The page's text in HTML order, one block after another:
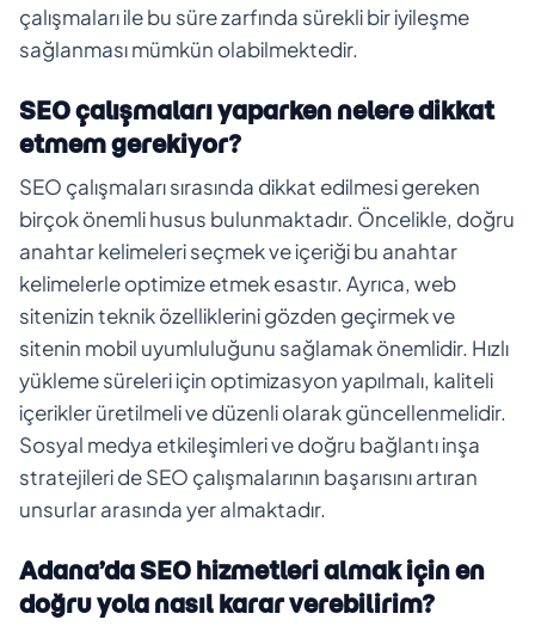
çalışmaları ile bu süre zarfında sürekli bir iyileşme
sağlanması mümkün olabilmektedir.
SEO çalışmaları yaparken nelere dikkat
etmem gerekiyor?
SEO çalışmaları sırasında dikkat edilmesi gereken
birçok önemli husus bulunmaktadır. Öncelikle, doğru
anahtar kelimeleri seçmek ve içeriği bu anahtar
kelimelerle optimize etmek esastır. Ayrıca, web
sitenizin teknik özelliklerini gözden geçirmek ve
sitenin mobil uyumluluğunu sağlamak önemlidir. Hızlı
yükleme süreleri için optimizasyon yapılmalı, kaliteli
içerikler üretilmeli ve düzenli olarak güncellenmelidir.
Sosyal medya etkileşimleri ve doğru bağlantı inşa
stratejileri de SEO çalışmalarının başarısını artıran
unsurlar arasında yer almaktadır.
Adana’da SEO hizmetleri almak için en
doğru yola nasıl karar verebilirim?